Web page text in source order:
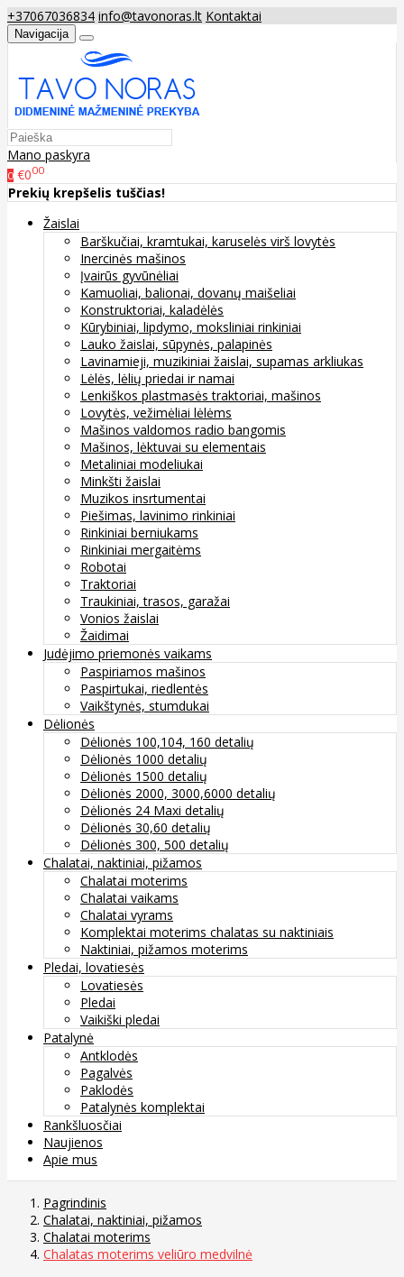
+37067036834 info@tavonoras.lt Kontaktai
Navigacija
Mano paskyra
0 €000
Prekių krepšelis tuščias!
Žaislai
Barškučiai, kramtukai, karuselės virš lovytės
Inercinės mašinos
Įvairūs gyvūnėliai
Kamuoliai, balionai, dovanų maišeliai
Konstruktoriai, kaladėlės
Kūrybiniai, lipdymo, moksliniai rinkiniai
Lauko žaislai, sūpynės, palapinės
Lavinamieji, muzikiniai žaislai, supamas arkliukas
Lėlės, lėlių priedai ir namai
Lenkiškos plastmasės traktoriai, mašinos
Lovytės, vežimėliai lėlėms
Mašinos valdomos radio bangomis
Mašinos, lėktuvai su elementais
Metaliniai modeliukai
Minkšti žaislai
Muzikos insrtumentai
Piešimas, lavinimo rinkiniai
Rinkiniai berniukams
Rinkiniai mergaitėms
Robotai
Traktoriai
Traukiniai, trasos, garažai
Vonios žaislai
Žaidimai
Judėjimo priemonės vaikams
Paspiriamos mašinos
Paspirtukai, riedlentės
Vaikštynės, stumdukai
Dėlionės
Dėlionės 100,104, 160 detalių
Dėlionės 1000 detalių
Dėlionės 1500 detalių
Dėlionės 2000, 3000,6000 detalių
Dėlionės 24 Maxi detalių
Dėlionės 30,60 detalių
Dėlionės 300, 500 detalių
Chalatai, naktiniai, pižamos
Chalatai moterims
Chalatai vaikams
Chalatai vyrams
Komplektai moterims chalatas su naktiniais
Naktiniai, pižamos moterims
Pledai, lovatiesės
Lovatiesės
Pledai
Vaikiški pledai
Patalynė
Antklodės
Pagalvės
Paklodės
Patalynės komplektai
Rankšluosčiai
Naujienos
Apie mus
Pagrindinis
Chalatai, naktiniai, pižamos
Chalatai moterims
Chalatas moterims veliūro medvilnė